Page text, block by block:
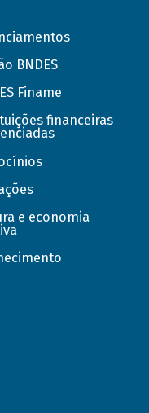
BNDES
Finame
financeiras
e economia